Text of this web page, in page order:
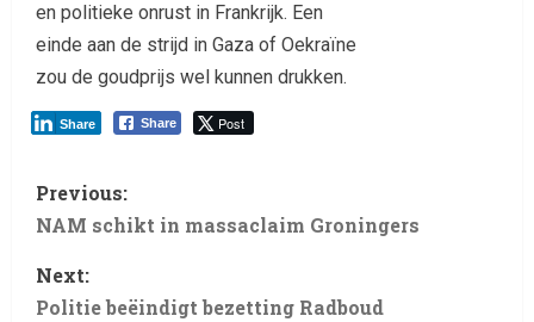
en politieke onrust in Frankrijk. Een
einde aan de strijd in Gaza of Oekraïne
zou de goudprijs wel kunnen drukken.
Share Post
Share
Previous:
NAM schikt in massaclaim Groningers
Next:
Politie beëindigt bezetting Radboud